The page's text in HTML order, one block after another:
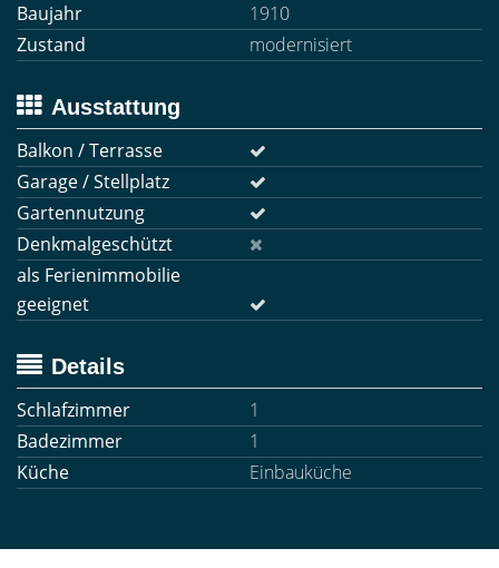
Baujahr
1910
Zustand
modernisiert
Ausstattung
Balkon / Terrasse
Garage / Stellplatz
Gartennutzung
Denkmalgeschützt
als Ferienimmobilie
geeignet
Details
Schlafzimmer
1
Badezimmer
1
Küche
Einbauküche